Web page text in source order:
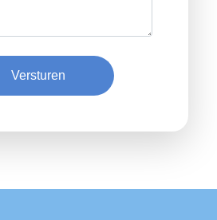
Versturen